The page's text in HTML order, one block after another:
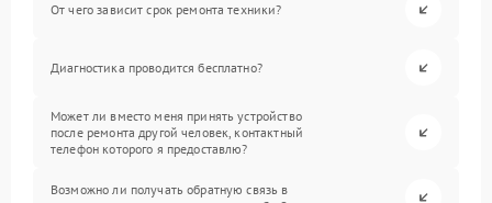
От чего зависит срок ремонта техники?
Диагностика проводится бесплатно?
Может ли вместо меня принять устройство
после ремонта другой человек, контактный
телефон которого я предоставлю?
Возможно ли получать обратную связь в